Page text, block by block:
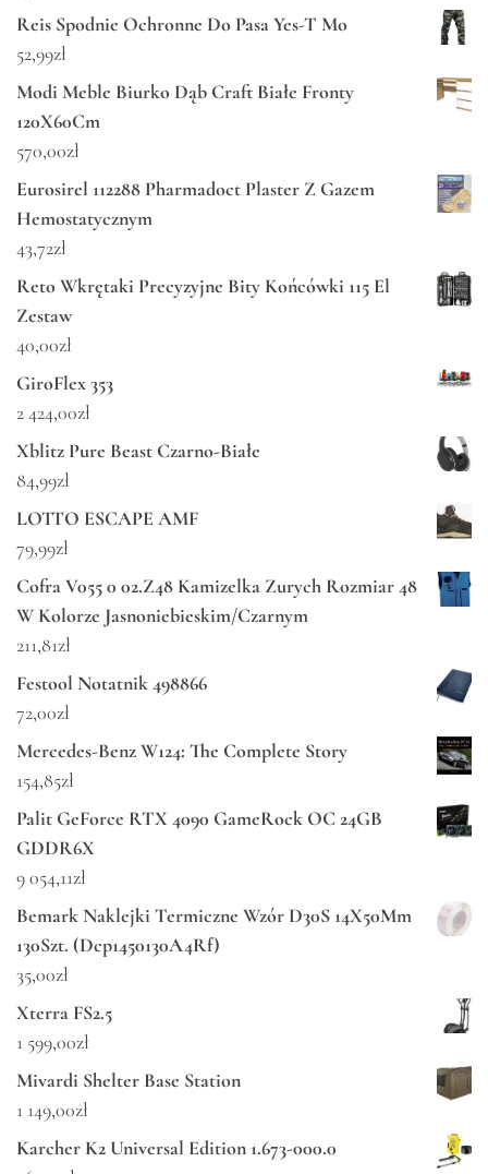
Reis Spodnie Ochronne Do Pasa Yes-T Mo
52,99zł
Modi Meble Biurko Dąb Craft Białe Fronty
120X60Cm
570,00zł
Eurosirel 112288 Pharmadoct Plaster Z Gazem
Hemostatycznym
43,72zł
Reto Wkrętaki Precyzyjne Bity Końcówki 115 El
Zestaw
40,00zł
GiroFlex 353
2 424,00zł
Xblitz Pure Beast Czarno-Białe
84,99zł
LOTTO ESCAPE AMF
79,99zł
Cofra V055 0 02.Z48 Kamizelka Zurych Rozmiar 48
W Kolorze Jasnoniebieskim/Czarnym
211,81zł
Festool Notatnik 498866
72,00zł
Mercedes-Benz W124: The Complete Story
154,85zł
Palit GeForce RTX 4090 GameRock OC 24GB
GDDR6X
9 054,11zł
Bemark Naklejki Termiczne Wzór D30S 14X50Mm
130Szt. (Dcp1450130A4Rf)
35,00zł
Xterra FS2.5
1 599,00zł
Mivardi Shelter Base Station
1 149,00zł
Karcher K2 Universal Edition 1.673-000.0